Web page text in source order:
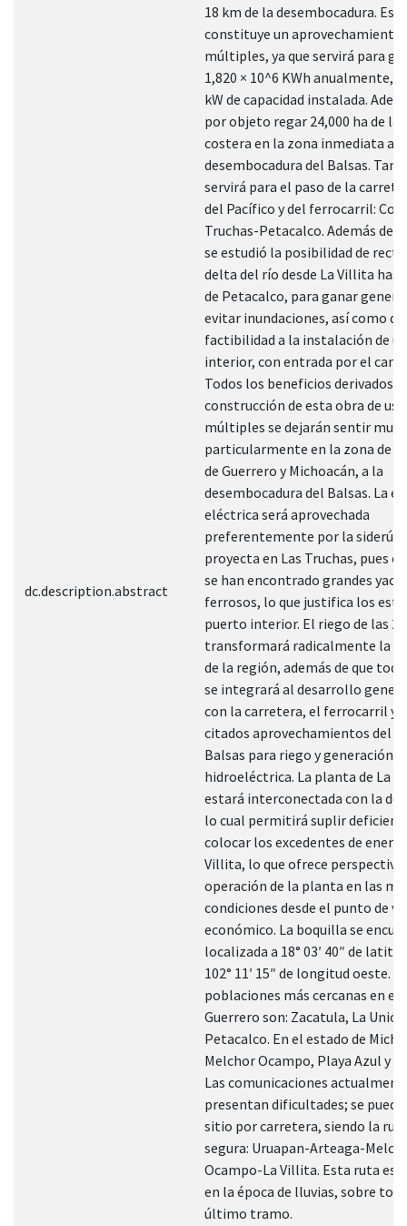
dc.description.abstract
18 km de la desembocadura.
constituye un aprovechamiento
múltiples, ya que servirá para
1,820 × 10^6 KWh anualmente,
kW de capacidad instalada.
por objeto regar 24,000 ha de la
costera en la zona inmediata a
desembocadura del Balsas.
servirá para el paso de la
del Pacífico y del ferrocarril:
Truchas-Petacalco. Además de
se estudió la posibilidad de
delta del río desde La Villita
de Petacalco, para ganar
evitar inundaciones, así como
factibilidad a la instalación de
interior, con entrada por el
Todos los beneficios derivados
construcción de esta obra de
múltiples se dejarán sentir muy
particularmente en la zona de
de Guerrero y Michoacán, a la
desembocadura del Balsas. La
eléctrica será aprovechada
preferentemente por la
proyecta en Las Truchas, pues
se han encontrado grandes
ferrosos, lo que justifica los
puerto interior. El riego de las
transformará radicalmente la
de la región, además de que
se integrará al desarrollo
con la carretera, el ferrocarril y
citados aprovechamientos del
Balsas para riego y generación
hidroeléctrica. La planta de La
estará interconectada con la de
lo cual permitirá suplir
colocar los excedentes de
Villita, lo que ofrece
operación de la planta en las
condiciones desde el punto de
económico. La boquilla se
localizada a 18° 03′ 40″ de
102° 11′ 15″ de longitud oeste.
poblaciones más cercanas en el
Guerrero son: Zacatula, La
Petacalco. En el estado de
Melchor Ocampo, Playa Azul y
Las comunicaciones
presentan dificultades; se
sitio por carretera, siendo la
segura: Uruapan-Arteaga-
Ocampo-La Villita. Esta ruta es
en la época de lluvias, sobre
último tramo.